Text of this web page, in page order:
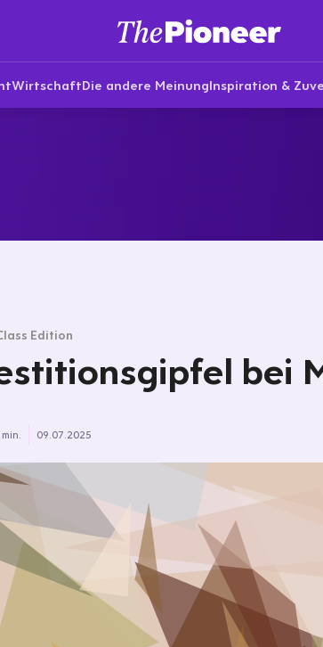
WirtschaftDie andere MeinungInspiration &
Edition
bei
09.07.2025